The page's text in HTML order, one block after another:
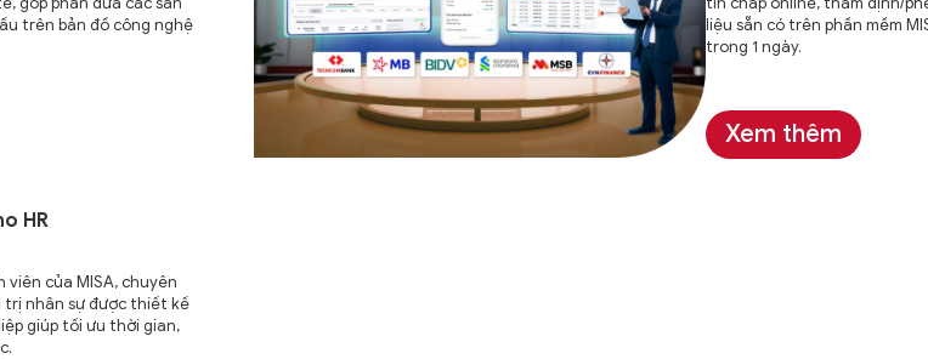
trên bản đồ công nghệ
liệu sẵn có trên phần mềm
trong 1 ngày.
Xem thêm
HR
của MISA, chuyên
trị nhân sự được thiết kế
giúp tối ưu thời gian,